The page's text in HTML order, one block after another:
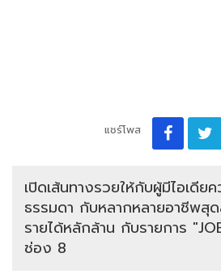
แชร์โพส
เปิดเส้นทางรวยให้กับผู้มีไอเดีย
ธรรมดา กับหลากหลายอาชีพสุ
รายได้หลักล้าน กับรายการ
ช่อง 8